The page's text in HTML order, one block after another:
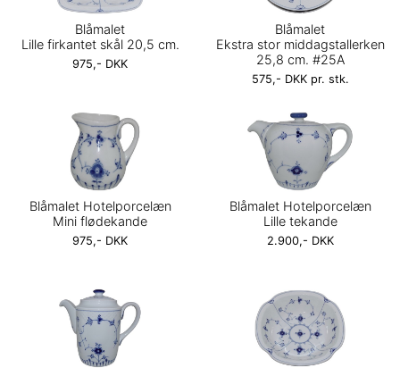
Blåmalet
Lille firkantet skål 20,5 cm.
975,- DKK
Blåmalet
Ekstra stor middagstallerken
25,8 cm. #25A
575,- DKK pr. stk.
Blåmalet Hotelporcelæn
Mini flødekande
975,- DKK
Blåmalet Hotelporcelæn
Lille tekande
2.900,- DKK